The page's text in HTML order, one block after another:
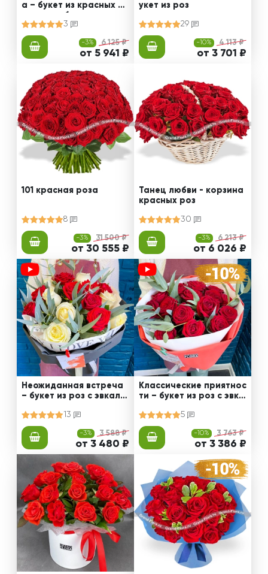
а – букет из красных р
3
-3% 6 125 ₽
от 5 941 ₽
укет из роз
29
-10% 4 113 ₽
от 3 701 ₽
101 красная роза
8
-3% 31 500 ₽
от 30 555 ₽
Танец любви - корзина
красных роз
30
-3% 6 213 ₽
от 6 026 ₽
Неожиданная встреча
– букет из роз с эвкали
13
-3% 3 588 ₽
от 3 480 ₽
Классические приятнос
ти – букет из роз с эвка
5
-10% 3 763 ₽
от 3 386 ₽